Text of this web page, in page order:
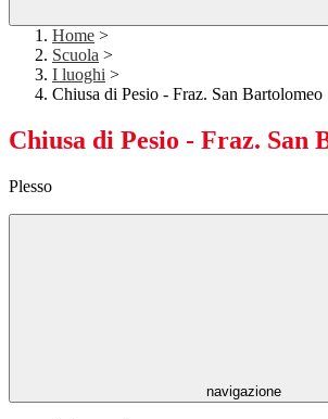
Home >
Scuola >
I luoghi >
Chiusa di Pesio - Fraz. San Bartolomeo
Chiusa di Pesio - Fraz. San
Plesso
navigazione